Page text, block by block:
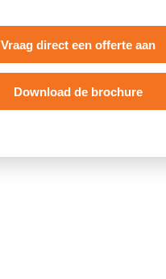
Vraag direct een offerte aan
Download de brochure